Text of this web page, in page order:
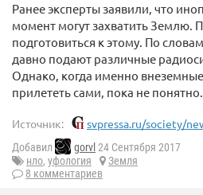
Ранее эксперты заявили, что
момент могут захватить Землю.
подготовиться к этому. По
давно подают различные
Однако, когда именно
прилететь сами, пока не понятно.
Источник: svpressa.ru/society/
Добавил gorvl 24 Сентября 2017
нло, уфология
Земля
8 комментариев